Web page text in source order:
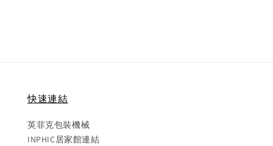
快速連結
英菲克包裝機械
INPHIC居家館連結